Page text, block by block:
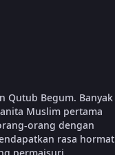
Qutub Begum. Banyak
Muslim pertama
orang dengan
rasa hormat